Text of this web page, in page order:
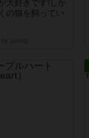
大好きです!しか
の猫を飼ってい